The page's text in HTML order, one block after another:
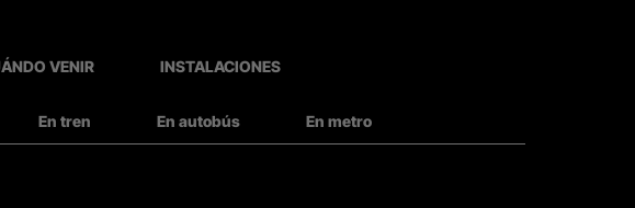
VENIR INSTALACIONES
En tren En autobús En metro